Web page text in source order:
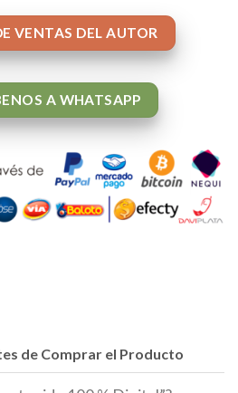
VENTAS DEL AUTOR
A WHATSAPP
de Comprar el Producto